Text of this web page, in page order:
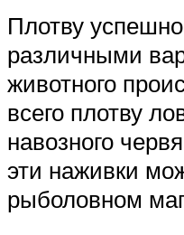
Плотву
различными
животного
всего плотву
навозного
эти наживки
рыболовном